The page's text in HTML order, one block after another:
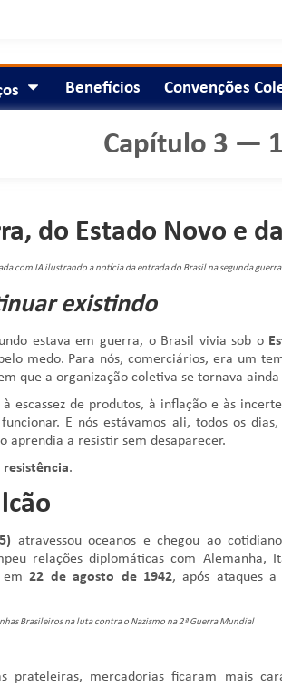
Benefícios Convenções
Capítulo 3 —
do Estado Novo e
com IA ilustrando a notícia da entrada do Brasil na segunda guerra
existindo
estava em guerra, o Brasil vivia sob o
medo. Para nós, comerciários, era um
que a organização coletiva se tornava ainda
escassez de produtos, à inflação e às
E nós estávamos ali, todos os
aprendia a resistir sem desaparecer.
.
atravessou oceanos e chegou ao
relações diplomáticas com Alemanha,
em22 de agosto de 1942, após ataques a
Brasileiros na luta contra o Nazismo na 2ª Guerra Mundial
prateleiras, mercadorias ficaram mais